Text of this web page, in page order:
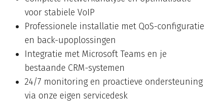
voor stabiele VoIP
Professionele installatie met QoS-configuratie
en back-upoplossingen
Integratie met Microsoft Teams en je
bestaande CRM-systemen
24/7 monitoring en proactieve ondersteuning
via onze eigen servicedesk